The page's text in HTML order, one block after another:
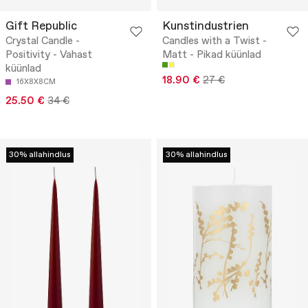
Gift Republic
Crystal Candle -
Positivity - Vahast
küünlad
16X8X8CM
25.50 € 34 €
Kunstindustrien
Candles with a Twist -
Matt - Pikad küünlad
18.90 € 27 €
30% allahindlus 30% allahindlus